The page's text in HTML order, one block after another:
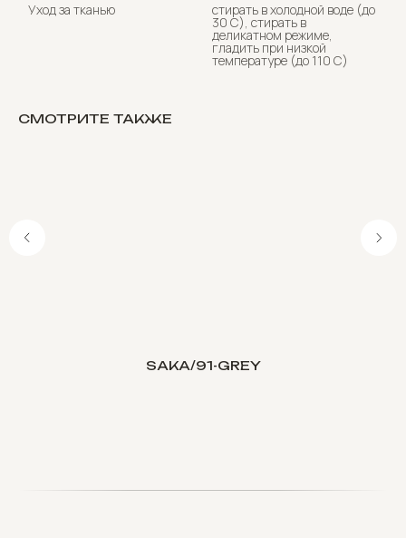
Уход за тканью
стирать в холодной воде (до
30 C), стирать в
деликатном режиме,
гладить при низкой
температуре (до 110 С)
СМОТРИТЕ ТАКЖЕ
SAKA/91-GREY